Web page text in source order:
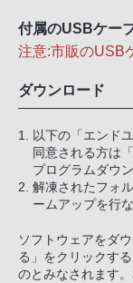
付属のUSBケー
注意:市販のUSB
ダウンロード
以下の「エンド
同意される方は
プログラムダウ
解凍されたフォ
ームアップを行
ソフトウェアをダ
る」をクリックす
のとみなされます